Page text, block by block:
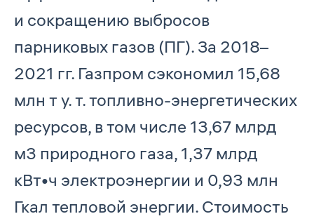
и сокращению выбросов
парниковых газов (ПГ). За 2018–
2021 гг. Газпром сэкономил 15,68
млн т у. т. топливно-энергетических
ресурсов, в том числе 13,67 млрд
м3 природного газа, 1,37 млрд
кВт•ч электроэнергии и 0,93 млн
Гкал тепловой энергии. Стоимость